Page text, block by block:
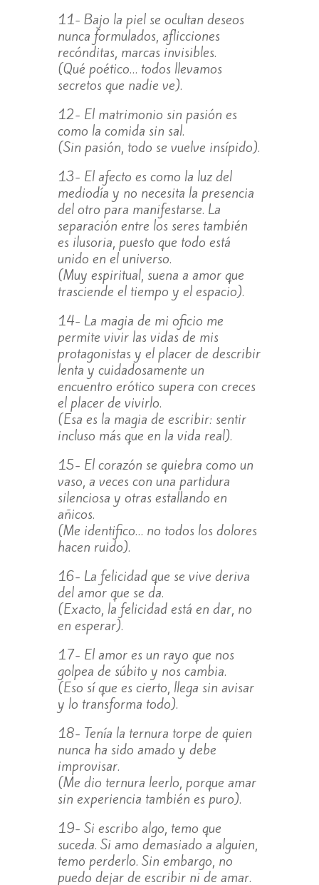
11- Bajo la piel se ocultan deseos
nunca formulados, aflicciones
recónditas, marcas invisibles.
(Qué poético… todos llevamos
secretos que nadie ve).
12- El matrimonio sin pasión es
como la comida sin sal.
(Sin pasión, todo se vuelve insípido).
13- El afecto es como la luz del
mediodía y no necesita la presencia
del otro para manifestarse. La
separación entre los seres también
es ilusoria, puesto que todo está
unido en el universo.
(Muy espiritual, suena a amor que
trasciende el tiempo y el espacio).
14- La magia de mi oficio me
permite vivir las vidas de mis
protagonistas y el placer de describir
lenta y cuidadosamente un
encuentro erótico supera con creces
el placer de vivirlo.
(Esa es la magia de escribir: sentir
incluso más que en la vida real).
15- El corazón se quiebra como un
vaso, a veces con una partidura
silenciosa y otras estallando en
añicos.
(Me identifico… no todos los dolores
hacen ruido).
16- La felicidad que se vive deriva
del amor que se da.
(Exacto, la felicidad está en dar, no
en esperar).
17- El amor es un rayo que nos
golpea de súbito y nos cambia.
(Eso sí que es cierto, llega sin avisar
y lo transforma todo).
18- Tenía la ternura torpe de quien
nunca ha sido amado y debe
improvisar.
(Me dio ternura leerlo, porque amar
sin experiencia también es puro).
19- Si escribo algo, temo que
suceda. Si amo demasiado a alguien,
temo perderlo. Sin embargo, no
puedo dejar de escribir ni de amar.